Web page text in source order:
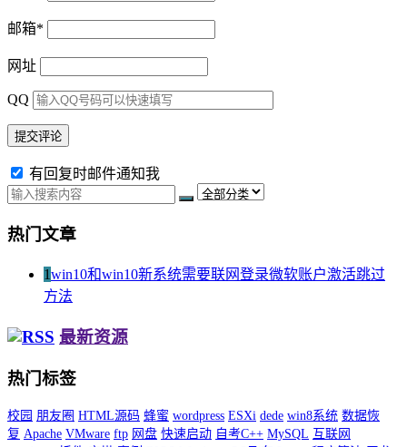
邮箱*
网址
QQ
有回复时邮件通知我
热门文章
1win10和win10新系统需要联网登录微软账户激活跳过
方法
最新资源
热门标签
校园 朋友圈 HTML源码 蜂蜜 wordpress ESXi dede win8系统 数据恢
复 Apache VMware ftp 网盘 快速启动 自考C++ MySQL 互联网